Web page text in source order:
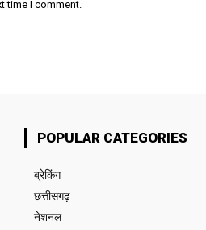
time I comment.
POPULAR CATEGORIES
ब्रेकिंग
छत्तीसगढ़
नेशनल